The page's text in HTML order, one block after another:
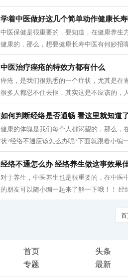
学着中医做好这几个简单动作健康长寿
中医保健是很重要的，要知道，在健康养生
健康的，那么，想要健康长寿中医有何妙招
中医治疗痤疮的特效方都有什么
痤疮，是我们很熟悉的一个症状，尤其是在
很多人都忍不住去抠，其实这是不应该的，
如何判断经络是否通畅 看这里就知道
健康的体魄是我们每个人都渴望的，那么，
状?经络不通应该怎么办呢?下面就跟着小编
经络不通怎么办 经络养生做这事效果佳
对于养生，中医养生也是很重要的，在中医
的朋友可以随小编一起来了解一下哦！！ 经
首
首页 头条
专题
最新